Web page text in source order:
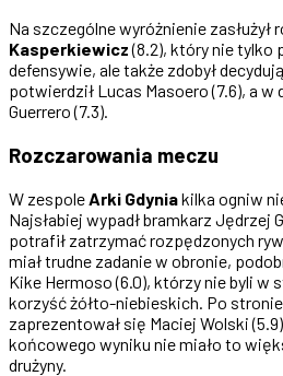
Na szczególne wyróżnienie zasłużył
Kasperkiewicz(8.2), który nie tylko
defensywie, ale także zdobył
potwierdził Lucas Masoero (7.6), a w
Guerrero (7.3).
Rozczarowania meczu
W zespole Arki Gdyniakilka ogniw
Najsłabiej wypadł bramkarz Jędrzej
potrafił zatrzymać rozpędzonych
miał trudne zadanie w obronie,
Kike Hermoso (6.0), którzy nie byli w
korzyść żółto-niebieskich. Po
zaprezentował się Maciej Wolski
końcowego wyniku nie miało to
drużyny.